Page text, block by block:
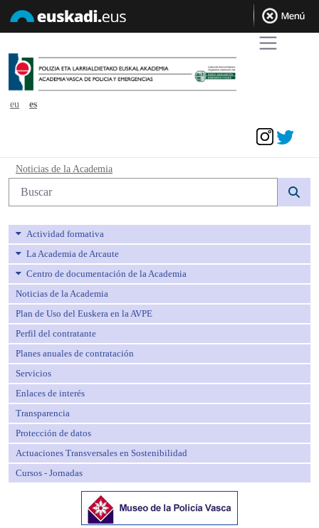
eu
es
Noticias de la Academia - avpe
Noticias de la Academia
Búsqueda web
Actividad formativa
La Academia de Arcaute
Centro de documentación de la Academia
Noticias de la Academia
Plan de Uso del Euskera en la AVPE
Perfil del contratante
Planes anuales de contratación
Servicios
Enlaces de interés
Transparencia
Protección de datos
Actuaciones Transversales en Sostenibilidad
Cursos - Jornadas